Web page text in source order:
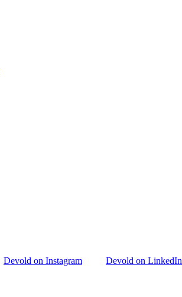
Devold on Instagram Devold on LinkedIn